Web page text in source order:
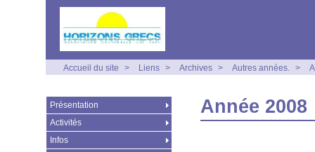
Accueil du site > Liens > Archives > Autres années. >
Année 2008
Présentation
Activités
Infos